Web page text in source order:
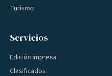
Turismo
Servicios
Edición impresa
Clasificados